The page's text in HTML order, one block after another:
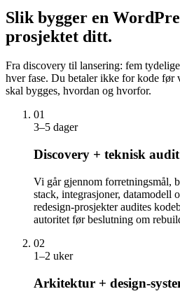
Slik bygger en
prosjektet ditt.
Fra discovery til lansering: fem
hver fase. Du betaler ikke for kode før
skal bygges, hvordan og hvorfor.
01
3–5 dager
Discovery + teknisk audit
Vi går gjennom forretningsmål,
stack, integrasjoner, datamodell
redesign-prosjekter audites
autoritet før beslutning om
02
1–2 uker
Arkitektur + design-